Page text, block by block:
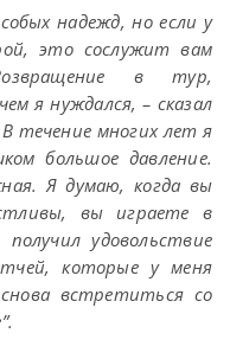
надежд, но если у
это сослужит вам
в тур,
я нуждался, – сказал
течение многих лет я
большое давление.
Я думаю, когда вы
вы играете в
удовольствие
которые у меня
встретиться со